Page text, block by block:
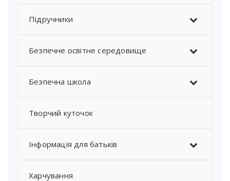
Підручники
Безпечне освітне середовище
Безпечна школа
Творчий куточок
Інформація для батьків
Харчування